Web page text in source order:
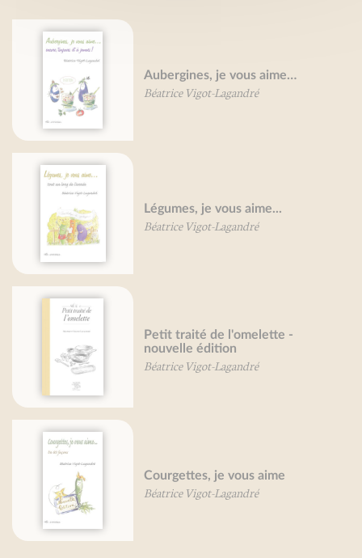
Aubergines, je vous aime…
Béatrice Vigot-Lagandré
Légumes, je vous aime...
Béatrice Vigot-Lagandré
Petit traité de l'omelette -
nouvelle édition
Béatrice Vigot-Lagandré
Courgettes, je vous aime
Béatrice Vigot-Lagandré